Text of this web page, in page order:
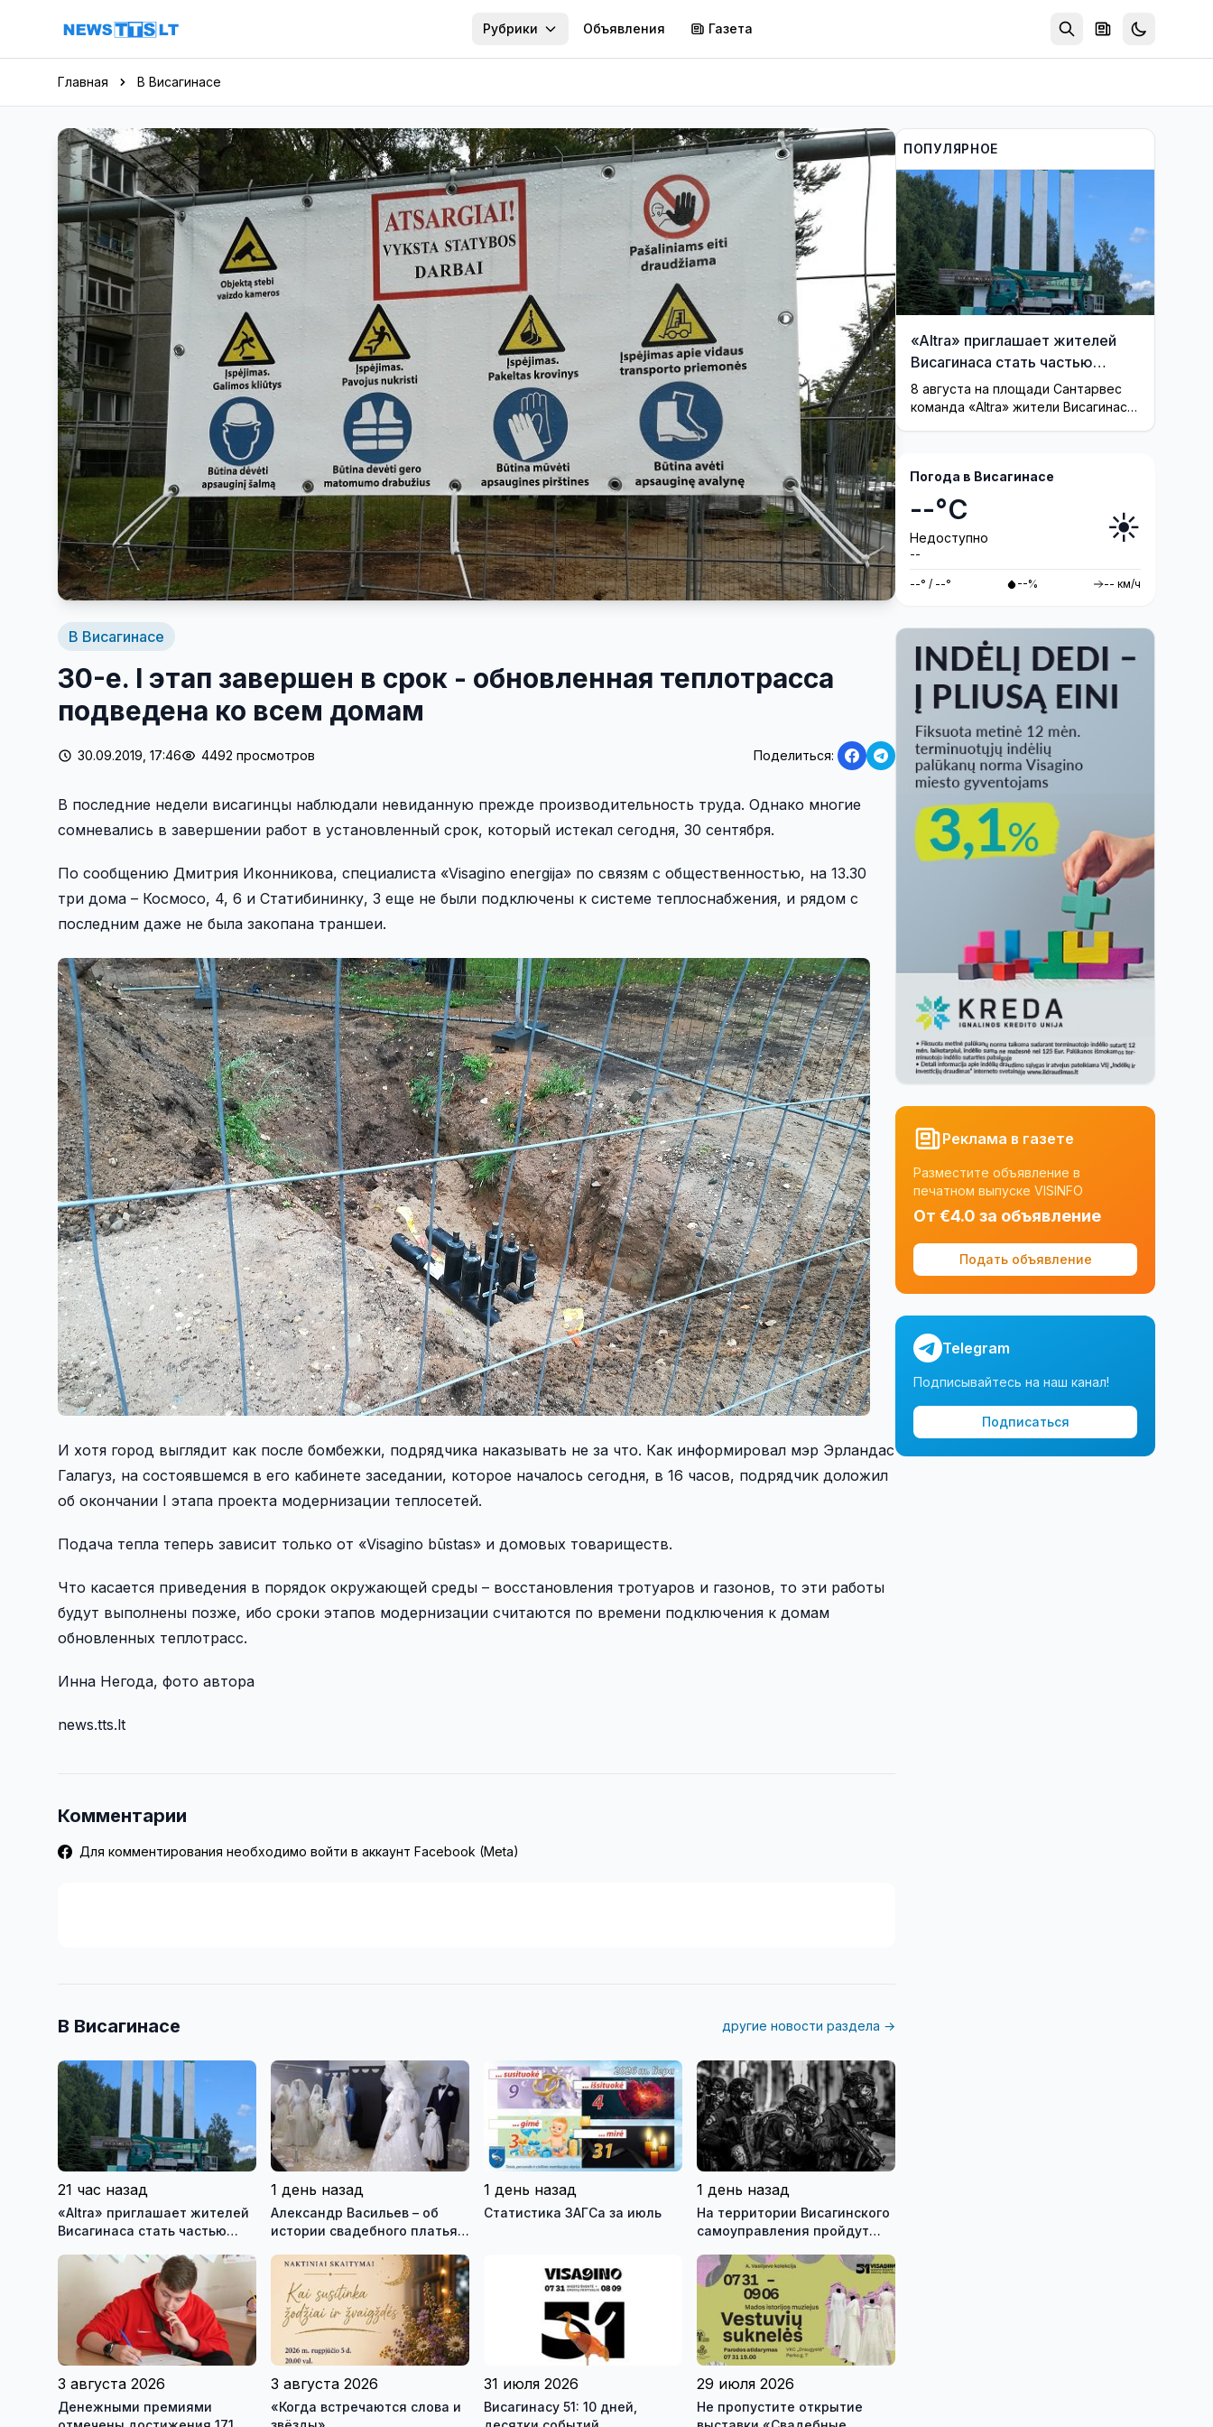
Перейти к содержимому
Рубрики Объявления Газета
Главная В Висагинасе
В Висагинасе
30-е. I этап завершен в срок - обновленная теплотрасса
подведена ко всем домам
30.09.2019, 17:46 4492 просмотров Поделиться:
В последние недели висагинцы наблюдали невиданную прежде производительность труда. Однако многие
сомневались в завершении работ в установленный срок, который истекал сегодня, 30 сентября.
По сообщению Дмитрия Иконникова, специалиста «Visagino energija» по связям с общественностью, на 13.30
три дома – Космосо, 4, 6 и Статибининку, 3 еще не были подключены к системе теплоснабжения, и рядом с
последним даже не была закопана траншеи.
И хотя город выглядит как после бомбежки, подрядчика наказывать не за что. Как информировал мэр Эрландас
Галагуз, на состоявшемся в его кабинете заседании, которое началось сегодня, в 16 часов, подрядчик доложил
об окончании I этапа проекта модернизации теплосетей.
Подача тепла теперь зависит только от «Visagino būstas» и домовых товариществ.
Что касается приведения в порядок окружающей среды – восстановления тротуаров и газонов, то эти работы
будут выполнены позже, ибо сроки этапов модернизации считаются по времени подключения к домам
обновленных теплотрасс.
Инна Негода, фото автора
news.tts.lt
Комментарии
Для комментирования необходимо войти в аккаунт Facebook (Meta)
В Висагинасе другие новости раздела →
21 час назад
«Altra» приглашает жителей
Висагинаса стать частью
1 день назад
Александр Васильев – об
истории свадебного платья и
истории моды (видео)
1 день назад
Статистика ЗАГСа за июль
1 день назад
На территории Висагинского
самоуправления пройдут
антитеррористические
учения «Baltic Shadow»
3 августа 2026
Денежными премиями
3 августа 2026
«Когда встречаются слова и
31 июля 2026
Висагинасу 51: 10 дней,
29 июля 2026
Не пропустите открытие
ПОПУЛЯРНОЕ
«Altra» приглашает жителей
Висагинаса стать частью
истории обновлённой стелы
8 августа на площади Сантарвес
команда «Altra» жители Висагинаса
Погода в Висагинасе
--°C
Недоступно
--
☀️
--° / --° --% -- км/ч
Реклама в газете
Разместите объявление в
печатном выпуске VISINFO
От €4.0 за объявление
Подать объявление
Telegram
Подписывайтесь на наш канал!
Подписаться